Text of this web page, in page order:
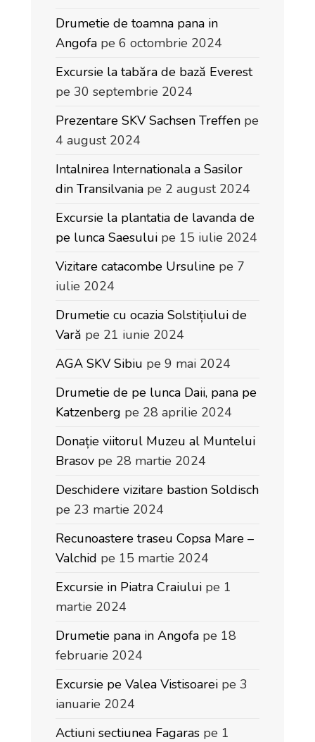
Drumetie de toamna pana in
Angofa pe 6 octombrie 2024
Excursie la tabăra de bază Everest
pe 30 septembrie 2024
Prezentare SKV Sachsen Treffen pe
4 august 2024
Intalnirea Internationala a Sasilor
din Transilvania pe 2 august 2024
Excursie la plantatia de lavanda de
pe lunca Saesului pe 15 iulie 2024
Vizitare catacombe Ursuline pe 7
iulie 2024
Drumetie cu ocazia Solstițiului de
Vară pe 21 iunie 2024
AGA SKV Sibiu pe 9 mai 2024
Drumetie de pe lunca Daii, pana pe
Katzenberg pe 28 aprilie 2024
Donație viitorul Muzeu al Muntelui
Brasov pe 28 martie 2024
Deschidere vizitare bastion Soldisch
pe 23 martie 2024
Recunoastere traseu Copsa Mare –
Valchid pe 15 martie 2024
Excursie in Piatra Craiului pe 1
martie 2024
Drumetie pana in Angofa pe 18
februarie 2024
Excursie pe Valea Vistisoarei pe 3
ianuarie 2024
Actiuni sectiunea Fagaras pe 1